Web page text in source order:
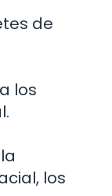
de
los
los